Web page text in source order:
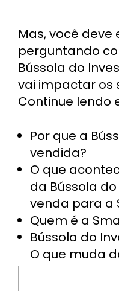
Mas, você deve
perguntando
Bússola do
vai impactar os
Continue lendo
Por que a
vendida?
O que
da Bússola
venda para a
Quem é a
Bússola do
O que muda